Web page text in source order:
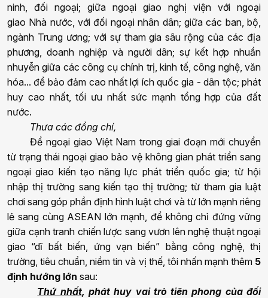
ninh, đối ngoại; giữa ngoại giao nghị viện với ngoại
giao Nhà nước, với đối ngoại nhân dân; giữa các ban, bộ,
ngành Trung ương; với sự tham gia sâu rộng của các địa
phương, doanh nghiệp và người dân; sự kết hợp nhuần
nhuyễn giữa các công cụ chính trị, kinh tế, công nghệ, văn
hóa... để bảo đảm cao nhất lợi ích quốc gia - dân tộc; phát
huy cao nhất, tối ưu nhất sức mạnh tổng hợp của đất
nước.
Thưa các đồng chí,
Để ngoại giao Việt Nam trong giai đoạn mới chuyển
từ trạng thái ngoại giao bảo vệ không gian phát triển sang
ngoại giao kiến tạo năng lực phát triển quốc gia; từ hội
nhập thị trường sang kiến tạo thị trường; từ tham gia luật
chơi sang góp phần định hình luật chơi và từ lớn mạnh riêng
lẻ sang cùng ASEAN lớn mạnh, để không chỉ đứng vững
giữa cạnh tranh chiến lược sang vươn lên nghệ thuật ngoại
giao “dĩ bất biến, ứng vạn biến” bằng công nghệ, thị
trường, tiêu chuẩn, niềm tin và vị thế, tôinhấn mạnh thêm 5
định hướng lớn sau:
Thứ nhất, phát huy vai trò tiên phong của đối